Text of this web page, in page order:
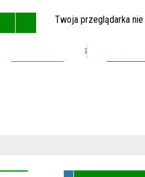
Twoja przeglądarka
MAPA STRONY